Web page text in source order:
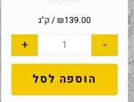
₪139.00 / ק"ג
-
+
הוספה לסל